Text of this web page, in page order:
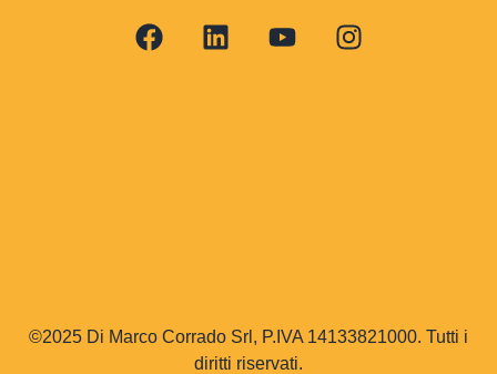
©2025 Di Marco Corrado Srl, P.IVA 14133821000. Tutti i
diritti riservati.